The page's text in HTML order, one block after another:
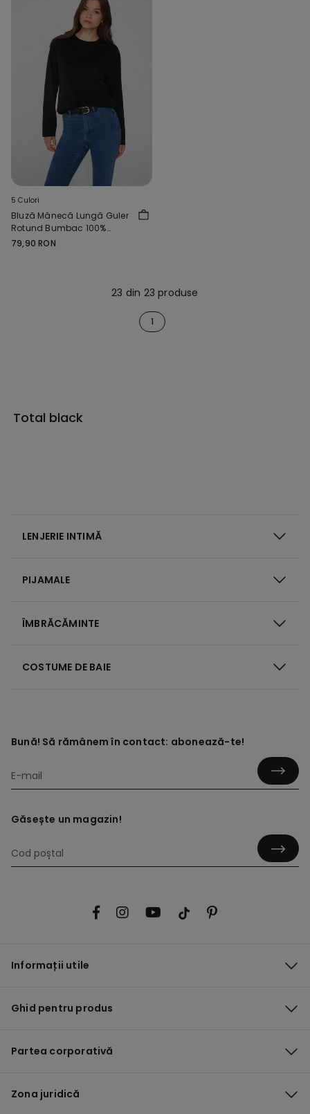
5 Culori
Bluză Mânecă Lungă Guler
Rotund Bumbac 100%
Grosime Medie
79,90 RON
23 din 23 produse
1
Total black
LENJERIE INTIMĂ
PIJAMALE
ÎMBRĂCĂMINTE
COSTUME DE BAIE
Bună! Să rămânem în contact: abonează-te!
Găsește un magazin!
Informații utile
Ghid pentru produs
Partea corporativă
Zona juridică